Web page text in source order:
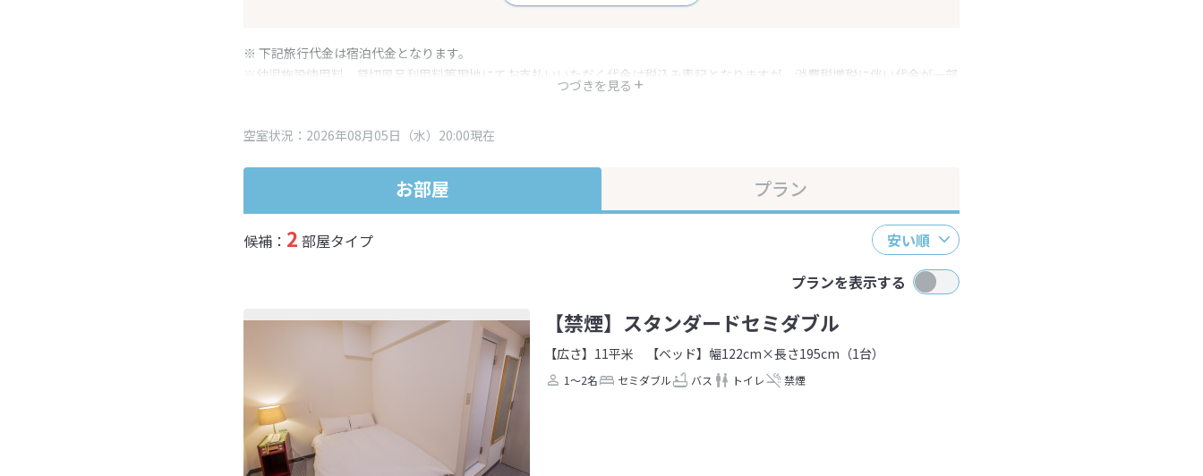
つづきを見る
※ 下記旅行代金は宿泊代金となります。
※幼児施設使用料、貸切風呂利用料等現地にてお支払いいただく代金は税込み表記となりますが、消費税増税に伴い代金が一部
空室状況：2026年08月05日（水）20:00現在
お部屋 プラン
候補： 2 部屋タイプ
安い順
プランを表示する
【禁煙】スタンダードセミダブル
【広さ】11平米 【ベッド】幅122cm×長さ195cm（1台）
1～2名 セミダブル バス トイレ 禁煙